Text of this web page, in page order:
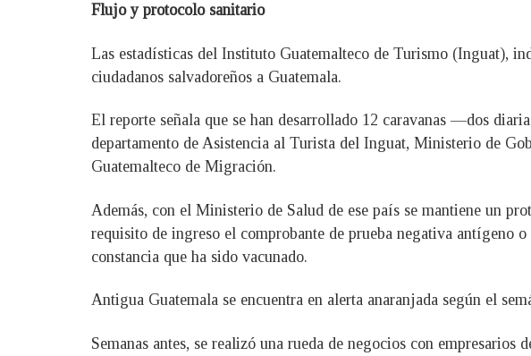
Flujo y protocolo sanitario
Las estadísticas del Instituto Guatemalteco de Turismo (Inguat),
ciudadanos salvadoreños a Guatemala.
El reporte señala que se han desarrollado 12 caravanas —dos
departamento de Asistencia al Turista del Inguat, Ministerio de
Guatemalteco de Migración.
Además, con el Ministerio de Salud de ese país se mantiene un
requisito de ingreso el comprobante de prueba negativa antígeno
constancia que ha sido vacunado.
Antigua Guatemala se encuentra en alerta anaranjada según el
Semanas antes, se realizó una rueda de negocios con